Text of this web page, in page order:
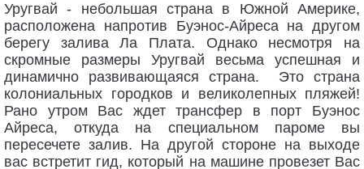
Уругвай - небольшая страна в Южной Америке,
расположена напротив Буэнос-Айреса на другом
берегу залива Ла Плата. Однако несмотря на
скромные размеры Уругвай весьма успешная и
динамично развивающаяся страна. Это страна
колониальных городков и великолепных пляжей!
Рано утром Вас ждет трансфер в порт Буэнос
Айреса, откуда на специальном пароме вы
пересечете залив. На другой стороне на выходе
вас встретит гид, который на машине провезет Вас